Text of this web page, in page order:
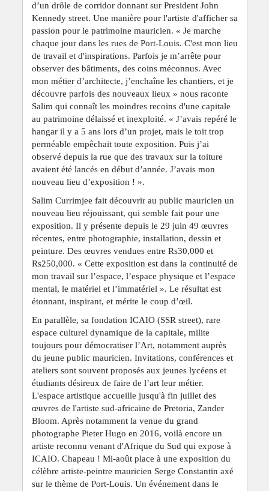
d’un drôle de corridor donnant sur President John
Kennedy street. Une manière pour l'artiste d'afficher sa
passion pour le patrimoine mauricien. « Je marche
chaque jour dans les rues de Port-Louis. C'est mon lieu
de travail et d'inspirations. Parfois je m’arrête pour
observer des bâtiments, des coins méconnus. Avec
mon métier d’architecte, j’enchaîne les chantiers, et je
découvre parfois des nouveaux lieux » nous raconte
Salim qui connaît les moindres recoins d'une capitale
au patrimoine délaissé et inexploité. « J’avais repéré le
hangar il y a 5 ans lors d’un projet, mais le toit trop
perméable empêchait toute exposition. Puis j’ai
observé depuis la rue que des travaux sur la toiture
avaient été lancés en début d’année. J’avais mon
nouveau lieu d’exposition ! ».
Salim Currimjee fait découvrir au public mauricien un
nouveau lieu réjouissant, qui semble fait pour une
exposition. Il y présente depuis le 29 juin 49 œuvres
récentes, entre photographie, installation, dessin et
peinture. Des œuvres vendues entre Rs30,000 et
Rs250,000. « Cette exposition est dans la continuité de
mon travail sur l’espace, l’espace physique et l’espace
mental, le matériel et l’immatériel ». Le résultat est
étonnant, inspirant, et mérite le coup d’œil.
En parallèle, sa fondation ICAIO (SSR street), rare
espace culturel dynamique de la capitale, milite
toujours pour démocratiser l’Art, notamment auprès
du jeune public mauricien. Invitations, conférences et
ateliers sont souvent proposés aux jeunes lycéens et
étudiants désireux de faire de l’art leur métier.
L'espace artistique accueille jusqu'à fin juillet des
œuvres de l'artiste sud-africaine de Pretoria, Zander
Bloom. Après notamment la venue du grand
photographe Pieter Hugo en 2016, voilà encore un
artiste reconnu venant d'Afrique du Sud qui expose à
ICAIO. Chapeau ! Mi-août place à une exposition du
célèbre artiste-peintre mauricien Serge Constantin axé
sur le thème de Port-Louis. Un événement dans le